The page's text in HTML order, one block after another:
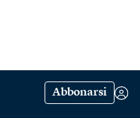
Abbonarsi